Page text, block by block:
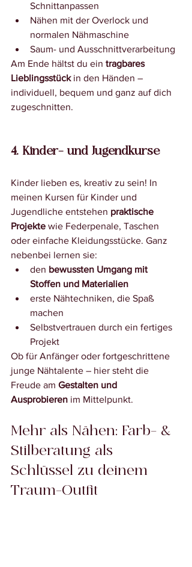
Schnittanpassen
Nähen mit der Overlock und
normalen Nähmaschine
Saum- und Ausschnittverarbeitung
Am Ende hältst du ein tragbares
Lieblingsstück in den Händen –
individuell, bequem und ganz auf dich
zugeschnitten.
4. Kinder- und Jugendkurse
Kinder lieben es, kreativ zu sein! In
meinen Kursen für Kinder und
Jugendliche entstehen praktische
Projekte wie Federpenale, Taschen
oder einfache Kleidungsstücke. Ganz
nebenbei lernen sie:
den bewussten Umgang mit
Stoffen und Materialien
erste Nähtechniken, die Spaß
machen
Selbstvertrauen durch ein fertiges
Projekt
Ob für Anfänger oder fortgeschrittene
junge Nähtalente – hier steht die
Freude am Gestalten und
Ausprobieren im Mittelpunkt.
Mehr als Nähen: Farb- &
Stilberatung als
Schlüssel zu deinem
Traum-Outfit